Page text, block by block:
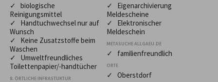
✓ biologische
Reinigungsmittel
✓ Handtuchwechsel nur auf
Wunsch
✓ Keine Zusatzstoffe beim
Waschen
✓ Umweltfreundliches
Toilettenpapier/-handtücher
8. ÖRTLICHE INFRASTUKTUR
✓ Eigenarchivierung
Meldescheine
✓ Elektronischer
Meldeschein
METASUCHE ALLGAEU.DE
✓ familienfreundlich
ORTE
✓ Oberstdorf